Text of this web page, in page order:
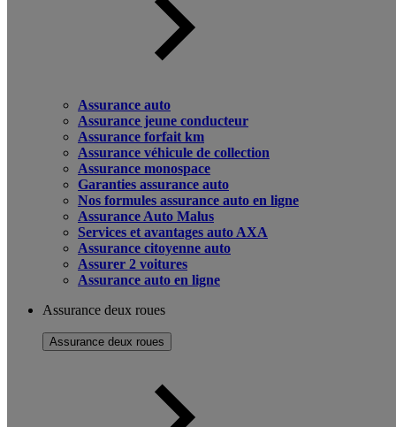
Assurance auto
Assurance jeune conducteur
Assurance forfait km
Assurance véhicule de collection
Assurance monospace
Garanties assurance auto
Nos formules assurance auto en ligne
Assurance Auto Malus
Services et avantages auto AXA
Assurance citoyenne auto
Assurer 2 voitures
Assurance auto en ligne
Assurance deux roues
Assurance deux roues